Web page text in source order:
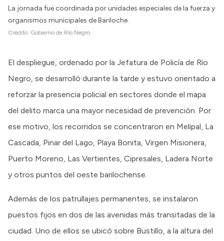
La jornada fue coordinada por unidades especiales de la fuerza y
organismos municipales de Bariloche.
Crédito: Gobierno de Río Negro
El despliegue, ordenado por la Jefatura de Policía de Río
Negro, se desarrolló durante la tarde y estuvo orientado a
reforzar la presencia policial en sectores donde el mapa
del delito marca una mayor necesidad de prevención. Por
ese motivo, los recorridos se concentraron en Melipal, La
Cascada, Pinar del Lago, Playa Bonita, Virgen Misionera,
Puerto Moreno, Las Vertientes, Cipresales, Ladera Norte
y otros puntos del oeste barilochense.
Además de los patrullajes permanentes, se instalaron
puestos fijos en dos de las avenidas más transitadas de la
ciudad. Uno de ellos se ubicó sobre Bustillo, a la altura del